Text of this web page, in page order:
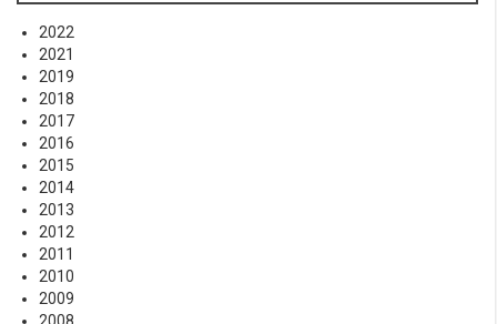
2022
2021
2019
2018
2017
2016
2015
2014
2013
2012
2011
2010
2009